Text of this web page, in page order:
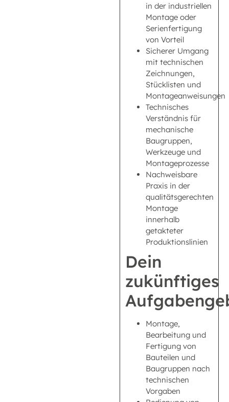
in der industriellen
Montage oder
Serienfertigung
von Vorteil
Sicherer Umgang
mit technischen
Zeichnungen,
Stücklisten und
Montageanweisungen
Technisches
Verständnis für
mechanische
Baugruppen,
Werkzeuge und
Montageprozesse
Nachweisbare
Praxis in der
qualitätsgerechten
Montage
innerhalb
getakteter
Produktionslinien
Dein
zukünftiges
Montage,
Bearbeitung und
Fertigung von
Bauteilen und
Baugruppen nach
technischen
Vorgaben